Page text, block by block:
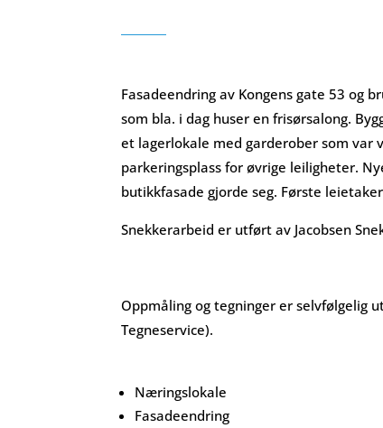
Fasadeendring av Kongens gate 53 og
som bla. i dag huser en frisørsalong.
et lagerlokale med garderober som var
parkeringsplass for øvrige leiligheter.
butikkfasade gjorde seg. Første
Snekkerarbeid er utført av Jacobsen
Oppmåling og tegninger er selvfølgelig
Tegneservice).
Næringslokale
Fasadeendring